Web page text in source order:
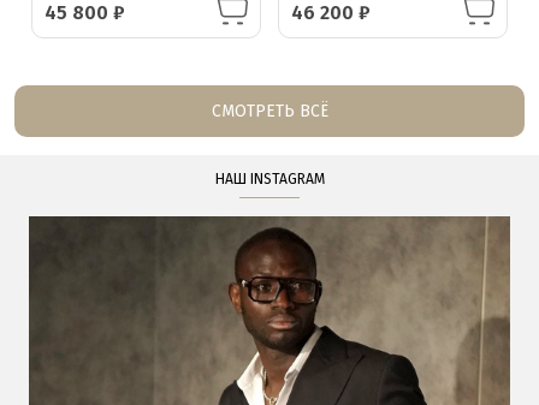
45 800₽ 46 200 ₽
СМОТРЕТЬ ВСЁ
НАШ INSTAGRAM